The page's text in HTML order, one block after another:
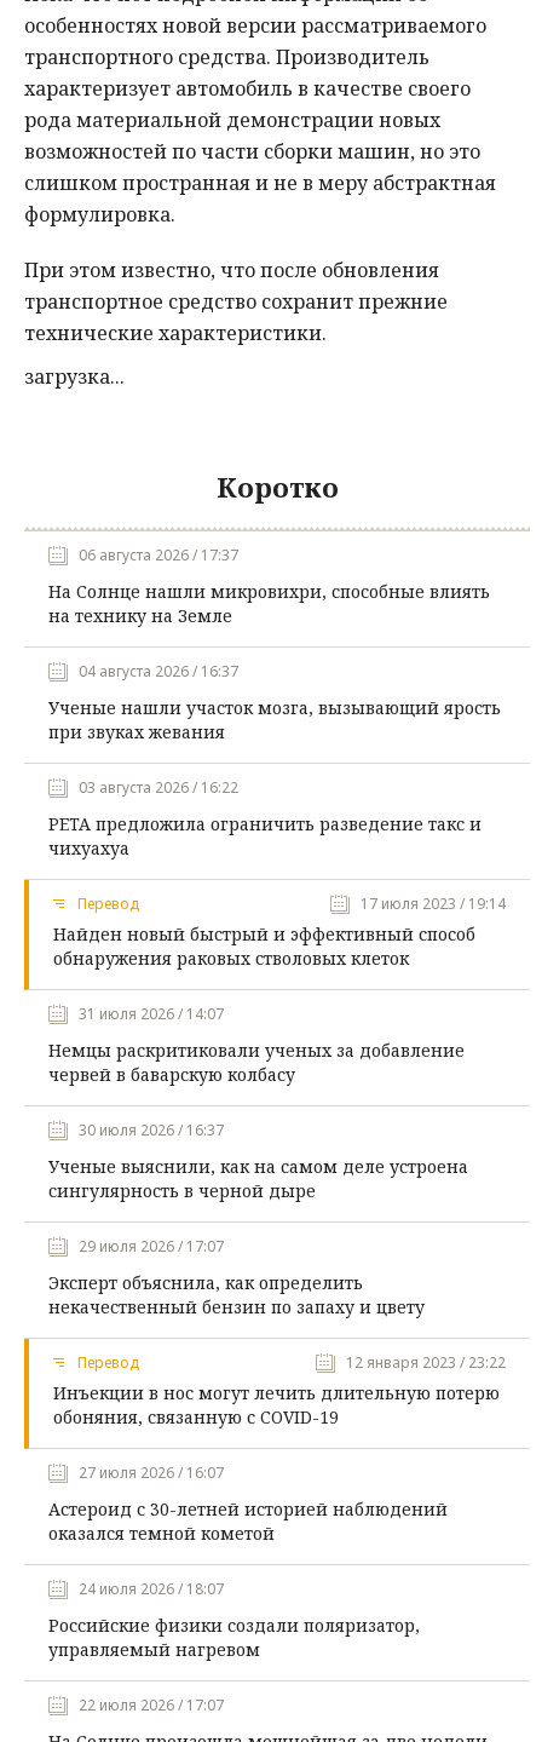
особенностях новой версии рассматриваемого
транспортного средства. Производитель
характеризует автомобиль в качестве своего
рода материальной демонстрации новых
возможностей по части сборки машин, но это
слишком пространная и не в меру абстрактная
формулировка.
При этом известно, что после обновления
транспортное средство сохранит прежние
технические характеристики.
загрузка...
Коротко
06 августа 2026 / 17:37
На Солнце нашли микровихри, способные влиять
на технику на Земле
04 августа 2026 / 16:37
Ученые нашли участок мозга, вызывающий ярость
при звуках жевания
03 августа 2026 / 16:22
PETA предложила ограничить разведение такс и
чихуахуа
Перевод 17 июля 2023 / 19:14
Найден новый быстрый и эффективный способ
обнаружения раковых стволовых клеток
31 июля 2026 / 14:07
Немцы раскритиковали ученых за добавление
червей в баварскую колбасу
30 июля 2026 / 16:37
Ученые выяснили, как на самом деле устроена
сингулярность в черной дыре
29 июля 2026 / 17:07
Эксперт объяснила, как определить
некачественный бензин по запаху и цвету
Перевод 12 января 2023 / 23:22
Инъекции в нос могут лечить длительную потерю
обоняния, связанную с COVID-19
27 июля 2026 / 16:07
Астероид с 30-летней историей наблюдений
оказался темной кометой
24 июля 2026 / 18:07
Российские физики создали поляризатор,
управляемый нагревом
22 июля 2026 / 17:07